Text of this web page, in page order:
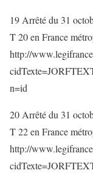
19 Arrêté du 31
T 20 en France
http://
n=id
20 Arrêté du 31
T 22 en France
http://